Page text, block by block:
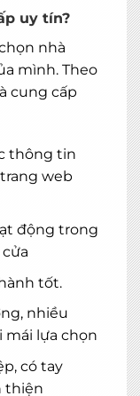
uy tín?
nhà
mình. Theo
cung cấp
thông tin
web
động trong
tốt.
nhiều
mái lựa chọn
có tay
thiện